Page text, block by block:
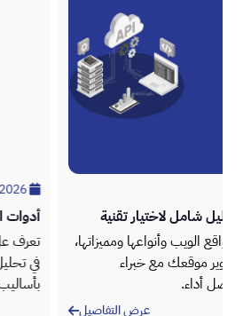
أدوات الذكاء الاصطناعي
الأداء
تعرف على أدوات الذكاء
في تحليل البيانات، تحسين
بأساليب حديثة وفعالة من